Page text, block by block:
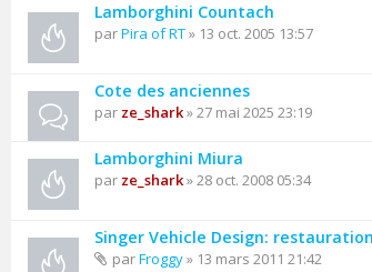
Lamborghini Countach
parPira of RT» 13 oct. 2005 13:57
Cote des anciennes
par ze_shark» 27 mai 2025 23:19
Lamborghini Miura
par ze_shark» 28 oct. 2008 05:34
Singer Vehicle Design:
parFroggy» 13 mars 2011 21:42